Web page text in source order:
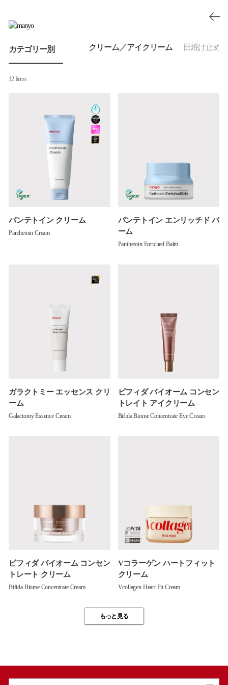
カテゴリー別
化粧水／乳液 クリーム／アイクリーム 日焼け止め
12 Items
パンテトイン クリーム
Panthetoin Cream
パンテトイン エンリッチド バ
ーム
Panthetoin Enriched Balm
ガラクトミー エッセンス クリ
ーム
Galactomy Essence Cream
ビフィダ バイオーム コンセン
トレイト アイクリーム
Bifida Biome Concentrate Eye Cream
ビフィダ バイオーム コンセン
トレート クリーム
Bifida Biome Concentrate Cream
Vコラーゲン ハートフィット
クリーム
Vcollagen Heart Fit Cream
もっと見る